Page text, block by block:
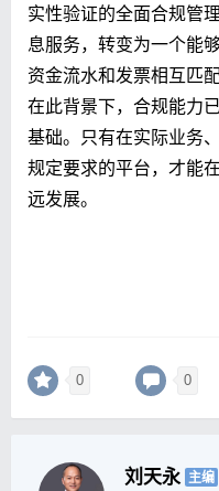
实性验证的全面合规管
息服务，转变为一个能
资金流水和发票相互匹
在此背景下，合规能力
基础。只有在实际业务
规定要求的平台，才能
远发展。
0 0
刘天永 主编